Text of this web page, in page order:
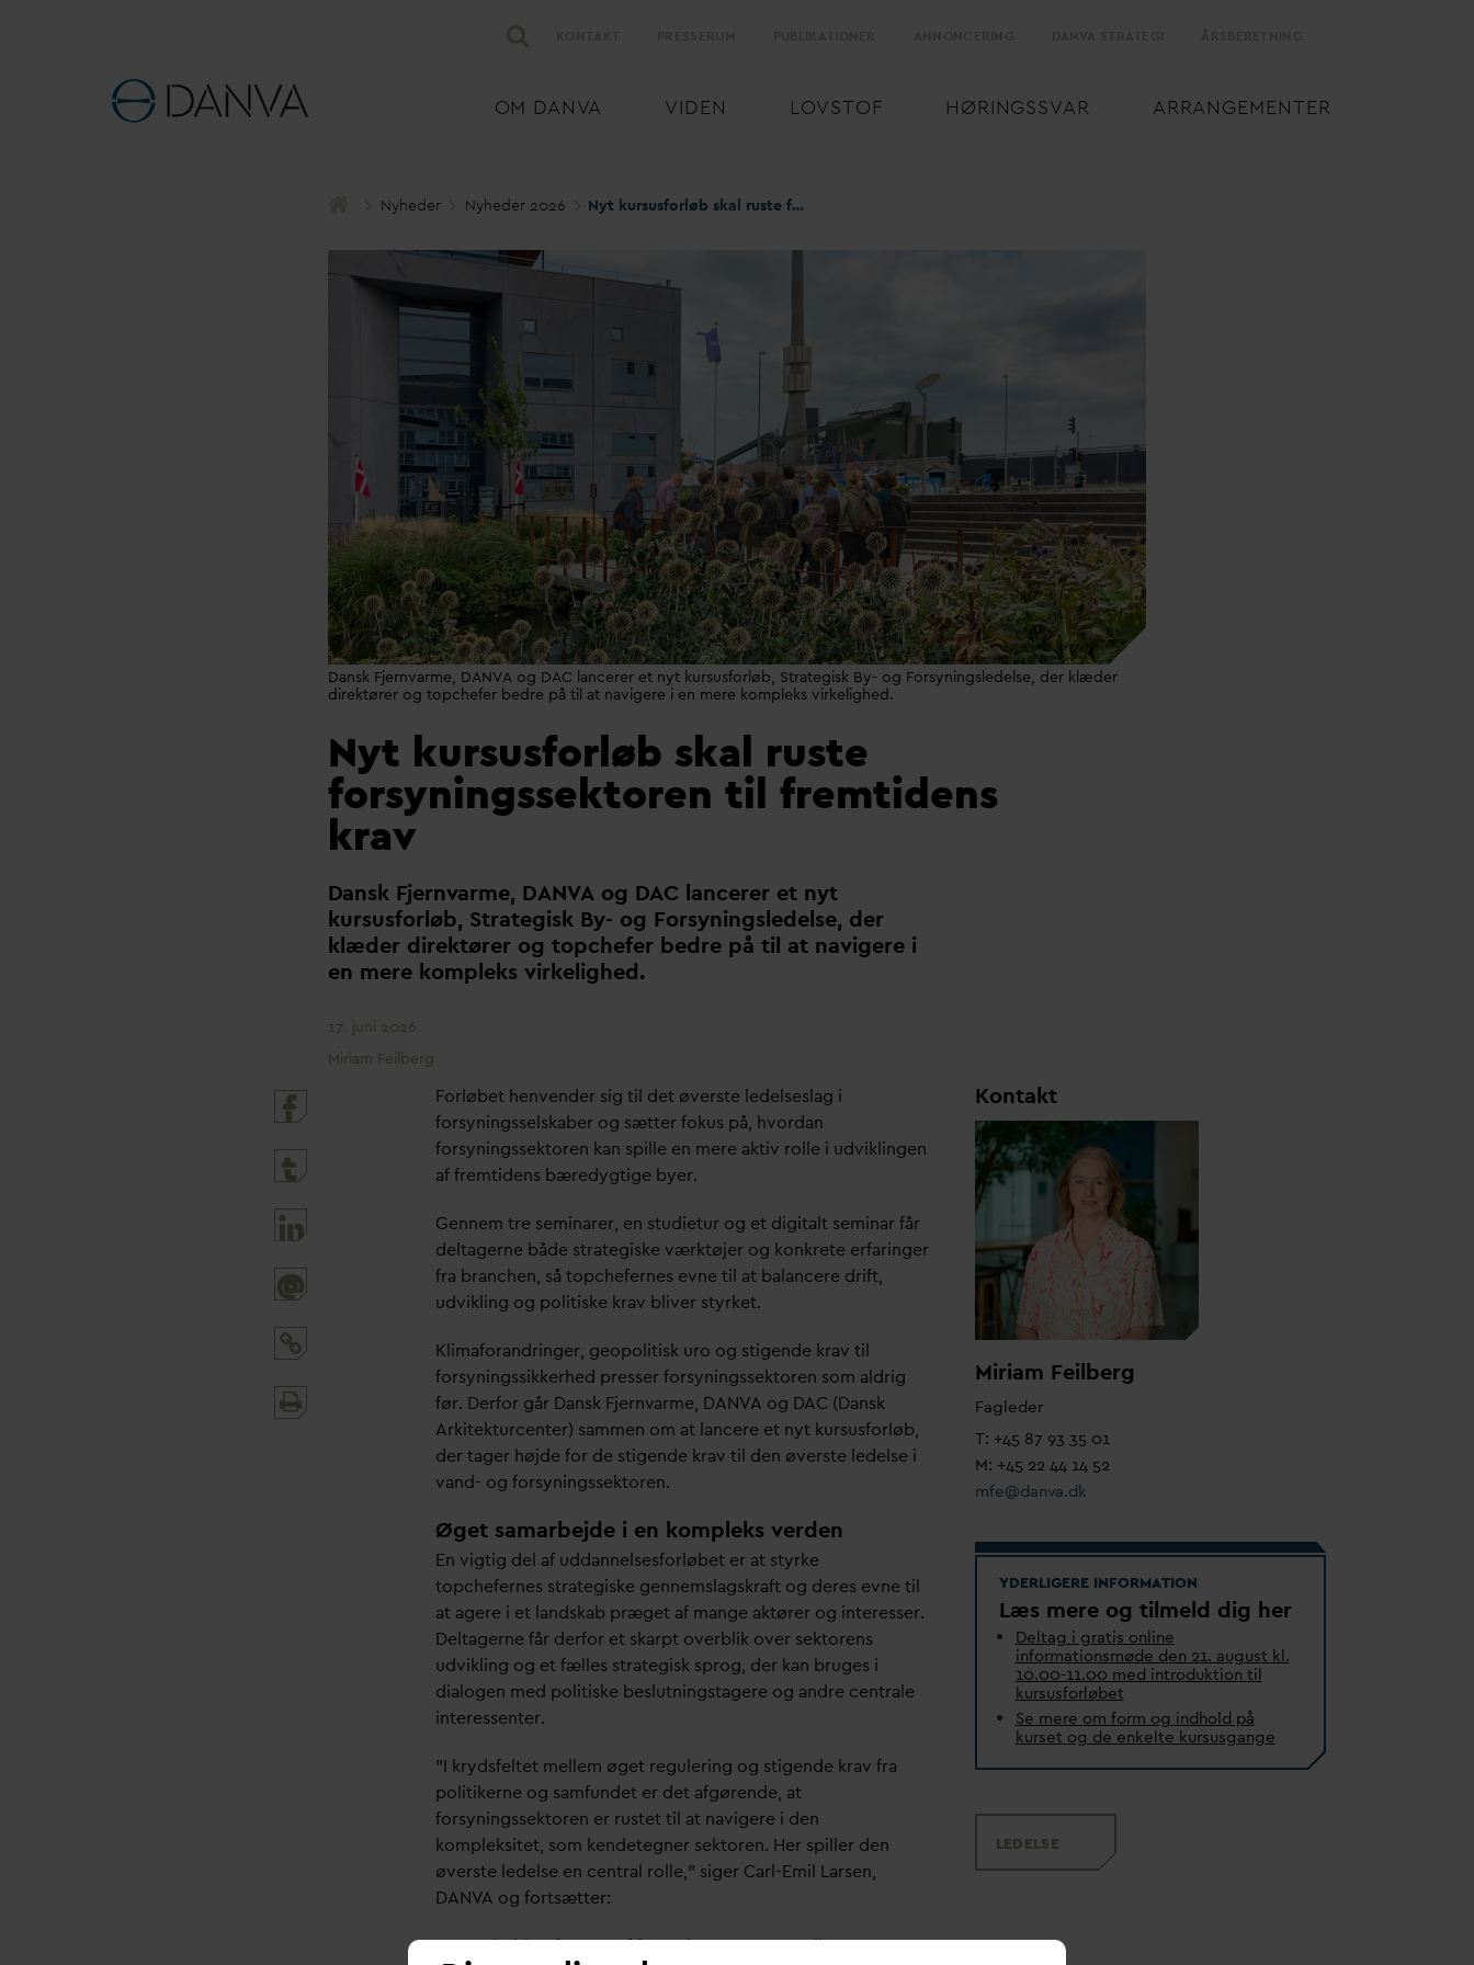
OM DANVA VIDEN LOVSTOF HØRINGSSVAR ARRANGEMENTER
Nyheder Nyheder 2026 Nyt kursusforløb skal ruste forsyningssektoren til fremtidens krav
Dansk Fjernvarme, DANVA og DAC lancerer et nyt kursusforløb, Strategisk By- og Forsyningsledelse, der klæder
direktører og topchefer bedre på til at navigere i en mere kompleks virkelighed.
Nyt kursusforløb skal ruste
forsyningssektoren til fremtidens
krav
Dansk Fjernvarme, DANVA og DAC lancerer et nyt
kursusforløb, Strategisk By- og Forsyningsledelse, der
klæder direktører og topchefer bedre på til at navigere i
en mere kompleks virkelighed.
17. juni 2026
Miriam Feilberg
@
Forløbet henvender sig til det øverste ledelseslag i
forsyningsselskaber og sætter fokus på, hvordan
forsyningssektoren kan spille en mere aktiv rolle i udviklingen
af fremtidens bæredygtige byer.
Gennem tre seminarer, en studietur og et digitalt seminar får
deltagerne både strategiske værktøjer og konkrete erfaringer
fra branchen, så topchefernes evne til at balancere drift,
udvikling og politiske krav bliver styrket.
Klimaforandringer, geopolitisk uro og stigende krav til
forsyningssikkerhed presser forsyningssektoren som aldrig
før. Derfor går Dansk Fjernvarme, DANVA og DAC (Dansk
Arkitekturcenter) sammen om at lancere et nyt kursusforløb,
der tager højde for de stigende krav til den øverste ledelse i
vand- og forsyningssektoren.
Øget samarbejde i en kompleks verden
En vigtig del af uddannelsesforløbet er at styrke
topchefernes strategiske gennemslagskraft og deres evne til
at agere i et landskab præget af mange aktører og interesser.
Deltagerne får derfor et skarpt overblik over sektorens
udvikling og et fælles strategisk sprog, der kan bruges i
dialogen med politiske beslutningstagere og andre centrale
interessenter.
”I krydsfeltet mellem øget regulering og stigende krav fra
politikerne og samfundet er det afgørende, at
forsyningssektoren er rustet til at navigere i den
kompleksitet, som kendetegner sektoren. Her spiller den
øverste ledelse en central rolle,” siger Carl-Emil Larsen,
DANVA og fortsætter:
”Samarbejde på tværs af forsyningsarter og mellem
Kontakt
Miriam Feilberg
Fagleder
T: +45 87 93 35 01
M: +45 22 44 14 52
mfe@danva.dk
YDERLIGERE INFORMATION
Læs mere og tilmeld dig her
Deltag i gratis online
informationsmøde den 21. august kl.
10.00-11.00 med introduktion til
kursusforløbet
Se mere om form og indhold på
kurset og de enkelte kursusgange
LEDELSE